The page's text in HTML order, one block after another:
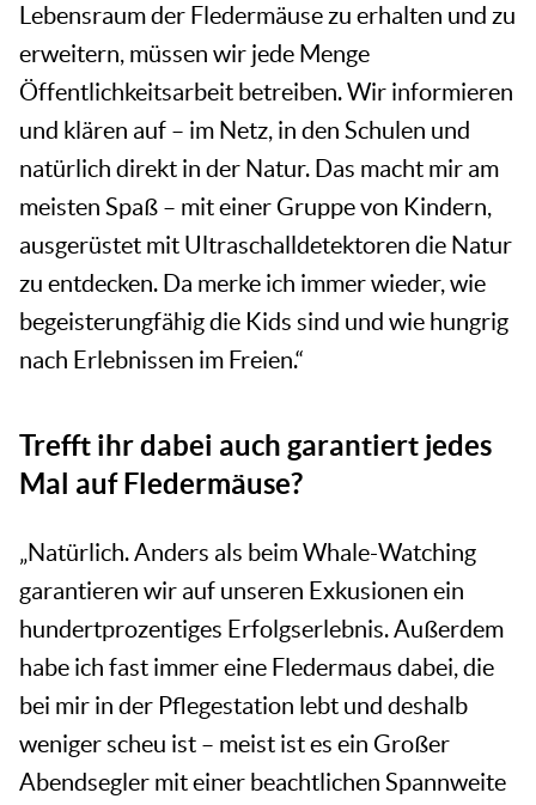
Lebensraum der Fledermäuse zu erhalten und zu
erweitern, müssen wir jede Menge
Öffentlichkeitsarbeit betreiben. Wir informieren
und klären auf – im Netz, in den Schulen und
natürlich direkt in der Natur. Das macht mir am
meisten Spaß – mit einer Gruppe von Kindern,
ausgerüstet mit Ultraschalldetektoren die Natur
zu entdecken. Da merke ich immer wieder, wie
begeisterungfähig die Kids sind und wie hungrig
nach Erlebnissen im Freien.“
Trefft ihr dabei auch garantiert jedes
Mal auf Fledermäuse?
„Natürlich. Anders als beim Whale-Watching
garantieren wir auf unseren Exkusionen ein
hundertprozentiges Erfolgserlebnis. Außerdem
habe ich fast immer eine Fledermaus dabei, die
bei mir in der Pflegestation lebt und deshalb
weniger scheu ist – meist ist es ein Großer
Abendsegler mit einer beachtlichen Spannweite